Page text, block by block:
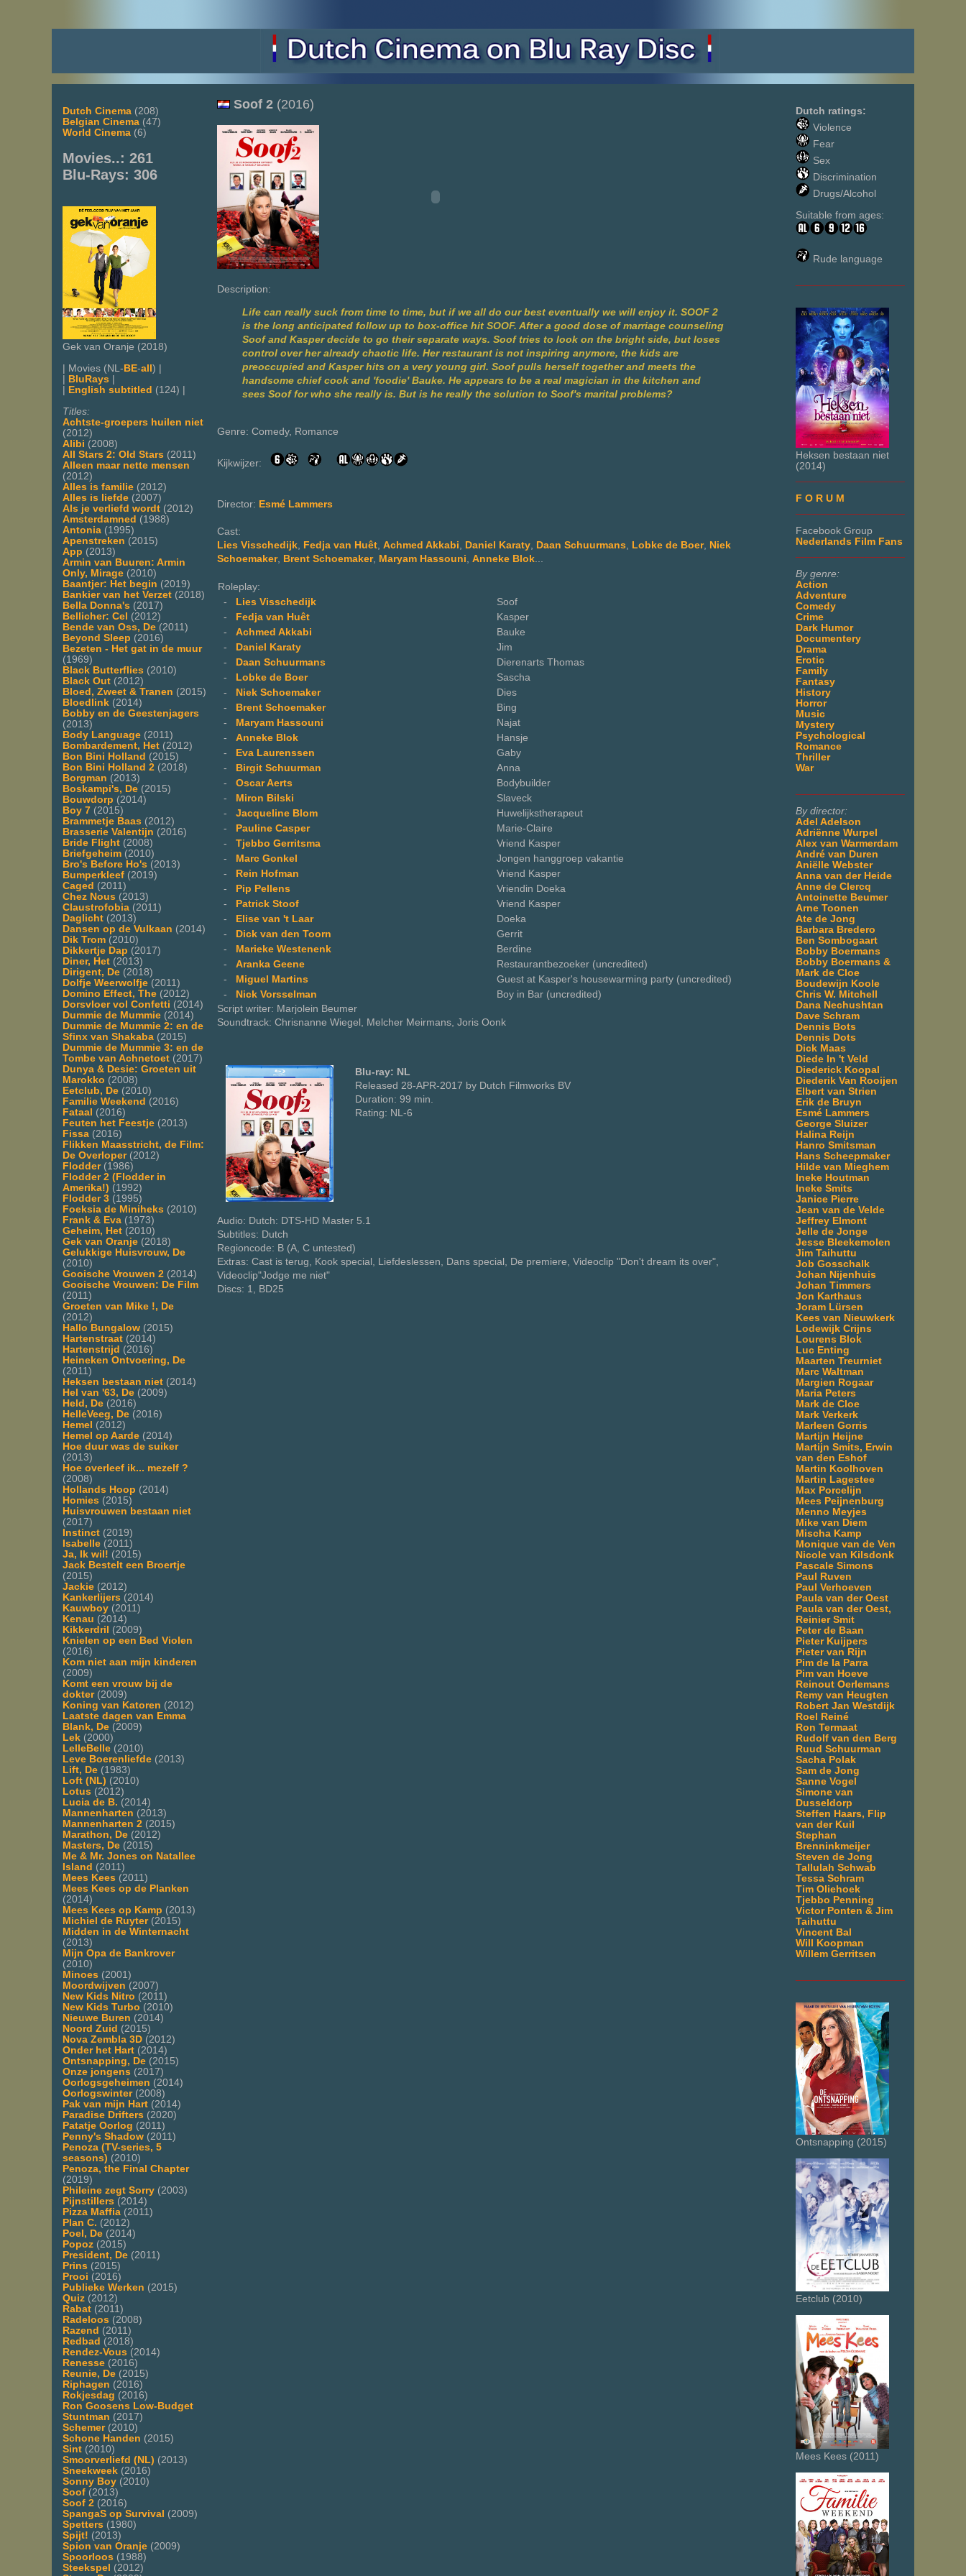
Dutch Cinema (208)
Belgian Cinema (47)
World Cinema (6)
Movies..: 261
Blu-Rays: 306
Gek van Oranje (2018)
| Movies (NL- BE-all ) |
BluRays
English subtitled (124) |
Titles:
Achtste-groepers huilen niet
(2012)
Alibi (2008)
All Stars 2: Old Stars (2011)
Alleen maar nette mensen
(2012)
Alles is familie (2012)
Alles is liefde (2007)
Als je verliefd wordt (2012)
Amsterdamned (1988)
Antonia (1995)
Apenstreken (2015)
App (2013)
Armin van Buuren: Armin
Only, Mirage (2010)
Baantjer: Het begin (2019)
Bankier van het Verzet (2018)
Bella Donna's (2017)
Bellicher: Cel (2012)
Bende van Oss, De (2011)
Beyond Sleep (2016)
Bezeten - Het gat in de muur
(1969)
Black Butterflies (2010)
Black Out (2012)
Bloed, Zweet & Tranen (2015)
Bloedlink (2014)
Bobby en de Geestenjagers
(2013)
Body Language (2011)
Bombardement, Het (2012)
Bon Bini Holland (2015)
Bon Bini Holland 2 (2018)
Borgman (2013)
Boskampi's, De (2015)
Bouwdorp (2014)
Boy 7 (2015)
Brammetje Baas (2012)
Brasserie Valentijn (2016)
Bride Flight (2008)
Briefgeheim (2010)
Bro's Before Ho's (2013)
Bumperkleef (2019)
Caged (2011)
Chez Nous (2013)
Claustrofobia (2011)
Daglicht (2013)
Dansen op de Vulkaan (2014)
Dik Trom (2010)
Dikkertje Dap (2017)
Diner, Het (2013)
Dirigent, De (2018)
Dolfje Weerwolfje (2011)
Domino Effect, The (2012)
Dorsvloer vol Confetti (2014)
Dummie de Mummie (2014)
Dummie de Mummie 2: en de
Sfinx van Shakaba (2015)
Dummie de Mummie 3: en de
Tombe van Achnetoet (2017)
Dunya & Desie: Groeten uit
Marokko (2008)
Eetclub, De (2010)
Familie Weekend (2016)
Fataal (2016)
Feuten het Feestje (2013)
Fissa (2016)
Flikken Maasstricht, de Film:
De Overloper(2012)
Flodder(1986)
Flodder 2 (Flodder in
Amerika!) (1992)
Flodder 3 (1995)
Foeksia de Miniheks (2010)
Frank & Eva (1973)
Geheim, Het (2010)
Gek van Oranje (2018)
Gelukkige Huisvrouw, De
(2010)
Gooische Vrouwen 2 (2014)
Gooische Vrouwen: De Film
(2011)
Groeten van Mike !, De
(2012)
Hallo Bungalow (2015)
Hartenstraat (2014)
Hartenstrijd (2016)
Heineken Ontvoering, De
(2011)
Heksen bestaan niet (2014)
Hel van '63, De (2009)
Held, De (2016)
HelleVeeg, De (2016)
Hemel (2012)
Hemel op Aarde (2014)
Hoe duur was de suiker
(2013)
Hoe overleef ik... mezelf ?
(2008)
Hollands Hoop (2014)
Homies (2015)
Huisvrouwen bestaan niet
(2017)
Instinct (2019)
Isabelle (2011)
Ja, Ik wil! (2015)
Jack Bestelt een Broertje
(2015)
Jackie (2012)
Kankerlijers (2014)
Kauwboy (2011)
Kenau (2014)
Kikkerdril
(2009)
Knielen op een Bed Violen
(2016)
Kom niet aan mijn kinderen
(2009)
Komt een vrouw bij de
dokter(2009)
Koning van Katoren (2012)
Laatste dagen van Emma
Blank, De (2009)
Lek (2000)
LelleBelle (2010)
Leve Boerenliefde (2013)
Lift, De (1983)
Loft (NL) (2010)
Lotus (2012)
Lucia de B. (2014)
Mannenharten (2013)
Mannenharten 2 (2015)
Marathon, De (2012)
Masters, De (2015)
Me & Mr. Jones on Natallee
Island (2011)
Mees Kees (2011)
Mees Kees op de Planken
(2014)
Mees Kees op Kamp (2013)
Michiel de Ruyter(2015)
Midden in de Winternacht
(2013)
Mijn Opa de Bankrover
(2010)
Minoes (2001)
Moordwijven (2007)
New Kids Nitro (2011)
New Kids Turbo (2010)
Nieuwe Buren (2014)
Noord Zuid (2015)
Nova Zembla 3D (2012)
Onder het Hart (2014)
Ontsnapping, De (2015)
Onze jongens (2017)
Oorlogsgeheimen (2014)
Oorlogswinter(2008)
Pak van mijn Hart (2014)
Paradise Drifters (2020)
Patatje Oorlog (2011)
Penny's Shadow (2011)
Penoza (TV-series, 5
seasons) (2010)
Penoza, the Final Chapter
(2019)
Phileine zegt Sorry (2003)
Pijnstillers (2014)
Pizza Maffia (2011)
Plan C. (2012)
Poel, De (2014)
Popoz (2015)
President, De (2011)
Prins (2015)
Prooi (2016)
Publieke Werken (2015)
Quiz (2012)
Rabat (2011)
Radeloos (2008)
Razend (2011)
Redbad (2018)
Rendez-Vous (2014)
Renesse (2016)
Reunie, De (2015)
Riphagen (2016)
Rokjesdag (2016)
Ron Goosens Low-Budget
Stuntman (2017)
Schemer(2010)
Schone Handen (2015)
Sint (2010)
Smoorverliefd (NL) (2013)
Sneekweek (2016)
Sonny Boy (2010)
Soof (2013)
Soof 2 (2016)
SpangaS op Survival (2009)
Spetters (1980)
Spijt! (2013)
Spion van Oranje (2009)
Spoorloos (1988)
Steekspel (2012)
Dutch ratings:
Violence
Fear
Sex
Discrimination
Drugs/Alcohol
Suitable from ages:
Rude language
Heksen bestaan niet
(2014)
F O R U M
Facebook Group
Nederlands Film Fans
By genre:
Action
Adventure
Comedy
Crime
Dark Humor
Documentery
Drama
Erotic
Family
Fantasy
History
Horror
Music
Mystery
Psychological
Romance
Thriller
War
By director:
Adel Adelson
Adriënne Wurpel
Alex van Warmerdam
André van Duren
Aniëlle Webster
Anna van der Heide
Anne de Clercq
Antoinette Beumer
Arne Toonen
Ate de Jong
Barbara Bredero
Ben Sombogaart
Bobby Boermans
Bobby Boermans &
Mark de Cloe
Boudewijn Koole
Chris W. Mitchell
Dana Nechushtan
Dave Schram
Dennis Bots
Dennis Dots
Dick Maas
Diede In 't Veld
Diederick Koopal
Diederik Van Rooijen
Elbert van Strien
Erik de Bruyn
Esmé Lammers
George Sluizer
Halina Reijn
Hanro Smitsman
Hans Scheepmaker
Hilde van Mieghem
Ineke Houtman
Ineke Smits
Janice Pierre
Jean van de Velde
Jeffrey Elmont
Jelle de Jonge
Jesse Bleekemolen
Jim Taihuttu
Job Gosschalk
Johan Nijenhuis
Johan Timmers
Jon Karthaus
Joram Lürsen
Kees van Nieuwkerk
Lodewijk Crijns
Lourens Blok
Luc Enting
Maarten Treurniet
Marc Waltman
Margien Rogaar
Maria Peters
Mark de Cloe
Mark Verkerk
Marleen Gorris
Martijn Heijne
Martijn Smits, Erwin
van den Eshof
Martin Koolhoven
Martin Lagestee
Max Porcelijn
Mees Peijnenburg
Menno Meyjes
Mike van Diem
Mischa Kamp
Monique van de Ven
Nicole van Kilsdonk
Pascale Simons
Paul Ruven
Paul Verhoeven
Paula van der Oest
Paula van der Oest,
Reinier Smit
Peter de Baan
Pieter Kuijpers
Pieter van Rijn
Pim de la Parra
Pim van Hoeve
Reinout Oerlemans
Remy van Heugten
Robert Jan Westdijk
Roel Reiné
Ron Termaat
Rudolf van den Berg
Ruud Schuurman
Sacha Polak
Sam de Jong
Sanne Vogel
Simone van
Dusseldorp
Steffen Haars, Flip
van der Kuil
Stephan
Brenninkmeijer
Steven de Jong
Tallulah Schwab
Tessa Schram
Tim Oliehoek
Tjebbo Penning
Victor Ponten & Jim
Taihuttu
Vincent Bal
Will Koopman
Willem Gerritsen
Ontsnapping (2015)
Eetclub (2010)
Mees Kees (2011)
Soof 2 (2016)
Description:
Life can really suck from time to time, but if we all do our best eventually we will enjoy it. SOOF 2
is the long anticipated follow up to box-office hit SOOF. After a good dose of marriage counseling
Soof and Kasper decide to go their separate ways. Soof tries to look on the bright side, but loses
control over her already chaotic life. Her restaurant is not inspiring anymore, the kids are
preoccupied and Kasper hits on a very young girl. Soof pulls herself together and meets the
handsome chief cook and 'foodie' Bauke. He appears to be a real magician in the kitchen and
sees Soof for who she really is. But is he really the solution to Soof's marital problems?
Genre: Comedy, Romance
Kijkwijzer:
Director: Esmé Lammers
Cast:
Lies Visschedijk
Fedja van Huêt Achmed Akkabi Daniel Karaty Daan Schuurmans Lobke de Boer, Niek
Schoemaker, Brent Schoemaker, Maryam Hassouni Anneke Blok
Roleplay:
-
Lies Visschedijk
Soof
-
Fedja van Huêt
Kasper
- Achmed Akkabi
Bauke
-
Daniel Karaty
Jim
-
Daan Schuurmans
Dierenarts Thomas
-
Lobke de Boer
Sascha
-
Niek Schoemaker
Dies
-
Brent Schoemaker
Bing
-
Maryam Hassouni
Najat
- Anneke Blok
Hansje
-
Eva Laurenssen
Gaby
-
Birgit Schuurman
Anna
- Oscar Aerts
Bodybuilder
-
Miron Bilski
Slaveck
- Jacqueline Blom
Huwelijkstherapeut
-
Pauline Casper
Marie-Claire
- Tjebbo Gerritsma
Vriend Kasper
-
Marc Gonkel
Jongen hanggroep vakantie
-
Rein Hofman
Vriend Kasper
-
Pip Pellens
Vriendin Doeka
-
Patrick Stoof
Vriend Kasper
-
Elise van 't Laar
Doeka
-
Dick van den Toorn
Gerrit
-
Marieke Westenenk
Berdine
- Aranka Geene
Restaurantbezoeker (uncredited)
-
Miguel Martins
Guest at Kasper's housewarming party (uncredited)
-
Nick Vorsselman
Boy in Bar (uncredited)
Script writer: Marjolein Beumer
Soundtrack: Chrisnanne Wiegel, Melcher Meirmans, Joris Oonk
Blu-ray: NL
Released 28-APR-2017 by Dutch Filmworks BV
Duration: 99 min.
Rating: NL-6
Audio: Dutch: DTS-HD Master 5.1
Subtitles: Dutch
Regioncode: B (A, C untested)
Extras: Cast is terug, Kook special, Liefdeslessen, Dans special, De premiere, Videoclip "Don't dream its over",
Videoclip"Jodge me niet"
Discs: 1, BD25